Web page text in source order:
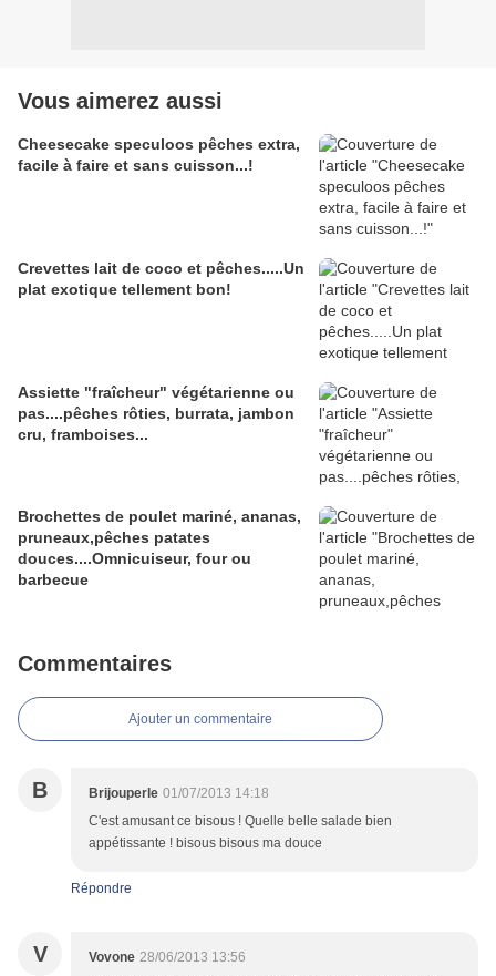
Vous aimerez aussi
Cheesecake speculoos pêches extra,
facile à faire et sans cuisson...!
Crevettes lait de coco et pêches.....Un
plat exotique tellement bon!
Assiette "fraîcheur" végétarienne ou
pas....pêches rôties, burrata, jambon
cru, framboises...
Brochettes de poulet mariné, ananas,
pruneaux,pêches patates
douces....Omnicuiseur, four ou
barbecue
Commentaires
Ajouter un commentaire
B Brijouperle 01/07/2013 14:18
C'est amusant ce bisous ! Quelle belle salade bien
appétissante ! bisous bisous ma douce
Répondre
V Vovone 28/06/2013 13:56